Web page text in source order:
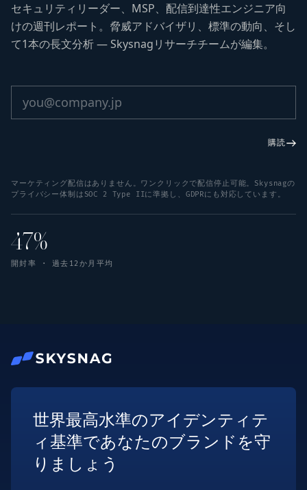
セキュリティリーダー、MSP、配信到達性エンジニア向
けの週刊レポート。脅威アドバイザリ、標準の動向、そし
て1本の長文分析 — Skysnagリサーチチームが編集。
購読
マーケティング配信はありません。ワンクリックで配信停止可能。Skysnagの
プライバシー体制はSOC 2 Type IIに準拠し、GDPRにも対応しています。
47%
開封率 · 過去12か月平均
世界最高水準のアイデンティテ
ィ基準であなたのブランドを守
りましょう